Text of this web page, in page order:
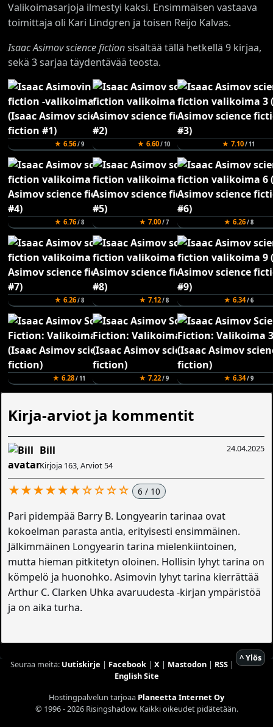
Valikoimasarjoja ilmestyi kaksi. Ensimmäisen vastaava
toimittaja oli Kari Lindgren ja toisen Reijo Kalvas.
Isaac Asimov science fictionsisältää tällä hetkellä 9 kirjaa,
sekä 3 sarjaa täydentävää teosta.
★ 6.56/ 9 ★ 6.60/ 10 ★ 7.10/ 11
★ 6.76/ 8 ★ 7.00/ 7 ★ 6.26/ 8
★ 6.26/ 8 ★ 7.12/ 8 ★ 6.34/ 6
★ 6.28/ 11 ★ 7.22/ 9 ★ 6.34/ 9
Kirja-arviot ja kommentit
24.04.2025
Bill
Kirjoja 163, Arviot 54
★★★★★★☆☆☆☆ 6 / 10
Pari pidempää Barry B. Longyearin tarinaa ovat
kokoelman parasta antia, erityisesti ensimmäinen.
Jälkimmäinen Longyearin tarina mielenkiintoinen,
mutta hieman pitkitetyn oloinen. Hollisin lyhyt tarina on
kömpelö ja huonohko. Asimovin lyhyt tarina kierrättää
Arthur C. Clarken Uhka avaruudesta -kirjan ympäristöä
ja on aika turha.
^ Ylös
Seuraa meitä: Uutiskirje | Facebook| X| Mastodon| RSS|
English Site
Hostingpalvelun tarjoaa Planeetta Internet Oy
© 1996 - 2026 Risingshadow. Kaikki oikeudet pidätetään.